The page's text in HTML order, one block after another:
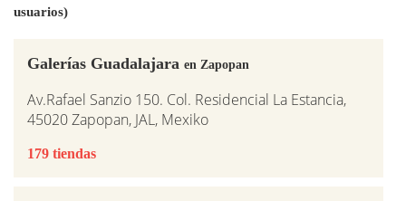
usuarios)
Galerías Guadalajara en Zapopan
Av.Rafael Sanzio 150. Col. Residencial La Estancia,
45020 Zapopan, JAL, Mexiko
179 tiendas